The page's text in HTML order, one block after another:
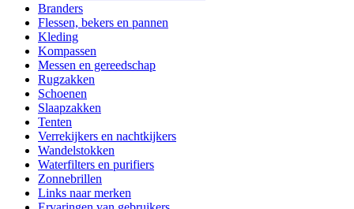
Branders
Flessen, bekers en pannen
Kleding
Kompassen
Messen en gereedschap
Rugzakken
Schoenen
Slaapzakken
Tenten
Verrekijkers en nachtkijkers
Wandelstokken
Waterfilters en purifiers
Zonnebrillen
Links naar merken